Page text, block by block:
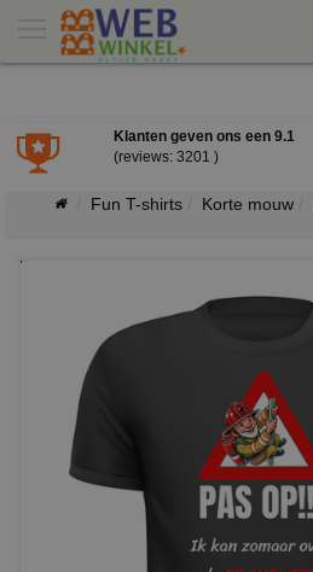
Klanten geven ons een 9.1
(reviews: 3201 )
Fun T-shirts Korte mouw